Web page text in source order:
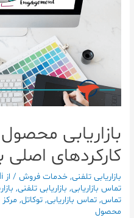
بازاریابی
کارکردهای اصلی
بازاریابی تلفنی,خدمات فروش / از
تماس بازاریابی, بازاریابی تلفنی,
تماس,تماس بازاریابی,توکاتل,
محصول